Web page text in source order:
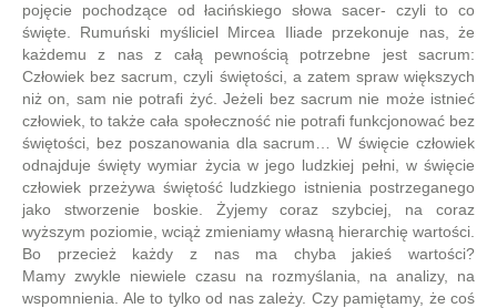
pojęcie pochodzące od łacińskiego słowa sacer- czyli to co
święte. Rumuński myśliciel Mircea Iliade przekonuje nas, że
każdemu z nas z całą pewnością potrzebne jest sacrum:
Człowiek bez sacrum, czyli świętości, a zatem spraw większych
niż on, sam nie potrafi żyć. Jeżeli bez sacrum nie może istnieć
człowiek, to także cała społeczność nie potrafi funkcjonować bez
świętości, bez poszanowania dla sacrum… W święcie człowiek
odnajduje święty wymiar życia w jego ludzkiej pełni, w święcie
człowiek przeżywa świętość ludzkiego istnienia postrzeganego
jako stworzenie boskie. Żyjemy coraz szybciej, na coraz
wyższym poziomie, wciąż zmieniamy własną hierarchię wartości.
Bo przecież każdy z nas ma chyba jakieś wartości?
Mamy zwykle niewiele czasu na rozmyślania, na analizy, na
wspomnienia. Ale to tylko od nas zależy. Czy pamiętamy, że coś